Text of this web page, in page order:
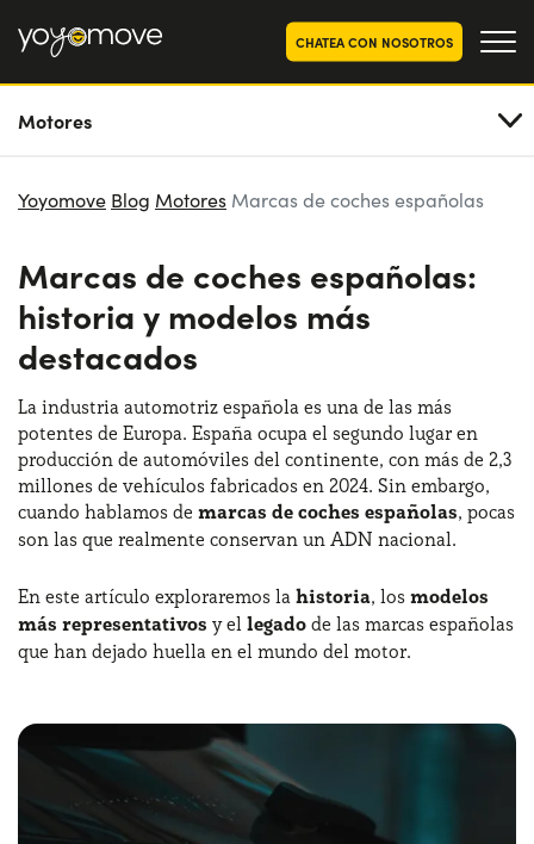
CHATEA CON NOSOTROS
OFERTAS RENTING
SEGUNDA MANO
RENTING COCHES POR MESES
YoyoNow
QUIENES SOMOS
Nuestra historia
Trabaja con nosotros
CÓMO FUNCIONA
POR QUÉ CONVIENE
ELIGE UN PAÍS
¿Necesitas ayuda? +34672028071
Motores
Yoyomove Blog Motores Marcas de coches españolas
Marcas de coches españolas:
historia y modelos más
destacados
La industria automotriz española es una de las más
potentes de Europa. España ocupa el segundo lugar en
producción de automóviles del continente, con más de 2,3
millones de vehículos fabricados en 2024. Sin embargo,
cuando hablamos de marcas de coches españolas, pocas
son las que realmente conservan un ADN nacional.
En este artículo exploraremos la historia, los modelos
más representativos y el legado de las marcas españolas
que han dejado huella en el mundo del motor.